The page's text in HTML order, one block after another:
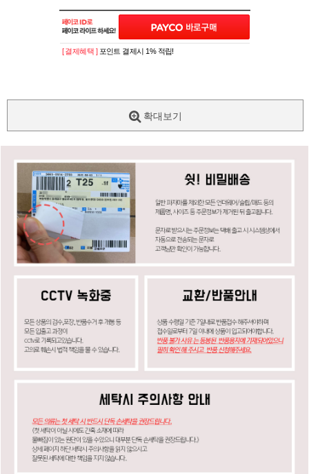
PAYCO 바로
[ 결제혜택 ] 포인트 결제시 1% 적립!
확대보기